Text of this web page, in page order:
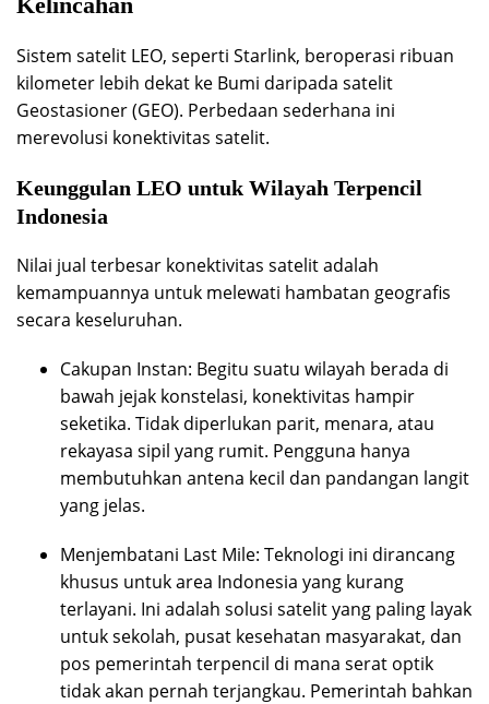
Sistem satelit LEO, seperti Starlink, beroperasi ribuan
kilometer lebih dekat ke Bumi daripada satelit
Geostasioner (GEO). Perbedaan sederhana ini
merevolusi konektivitas satelit.
Keunggulan LEO untuk Wilayah Terpencil
Indonesia
Nilai jual terbesar konektivitas satelit adalah
kemampuannya untuk melewati hambatan geografis
secara keseluruhan.
Cakupan Instan: Begitu suatu wilayah berada di
bawah jejak konstelasi, konektivitas hampir
seketika. Tidak diperlukan parit, menara, atau
rekayasa sipil yang rumit. Pengguna hanya
membutuhkan antena kecil dan pandangan langit
yang jelas.
Menjembatani Last Mile: Teknologi ini dirancang
khusus untuk area Indonesia yang kurang
terlayani. Ini adalah solusi satelit yang paling layak
untuk sekolah, pusat kesehatan masyarakat, dan
pos pemerintah terpencil di mana serat optik
tidak akan pernah terjangkau. Pemerintah bahkan